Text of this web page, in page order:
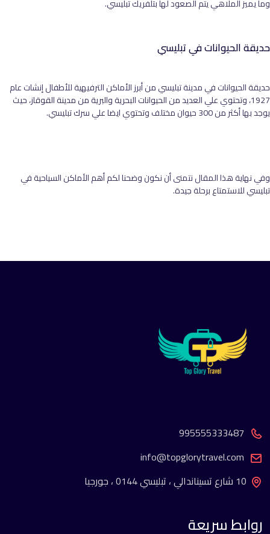
وما يميز الملاهي يتم الصعود لها بتلفريك تبليسي.
حديقة الحيوانات في تبليسي
حديقة الحيوانات في مدينة تبليسي من أبرز الأماكن الترفيهية للأطفال إنشات عام
1927، وتحتوي علي العديد من الحيوانات البحرية والبرية من مدينة القوقاز، حيث
يوجد بها أكثر من 300 حيوان مختلف وتحتوي ايضا علي سرك تبليسي.
وفي نهاية هذا المقال نتمنى أن نكون وضحنا لكم أهم الأماكن السياحية في
تبليسي للاستمتاع برحلة جيدة.
995555333487
info@topglorytravel.com
10 شارع تسيناندالي ، تبليسي 0144 ، جورجيا
روابط سريعة